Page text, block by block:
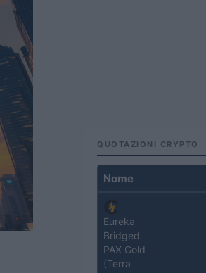
QUOTAZIONI CRYPTO
Nome
Eureka
Bridged
PAX Gold
(Terra